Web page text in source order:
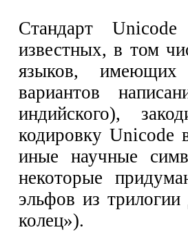
Стандарт
известных, в том
языков, имеющих
вариантов
индийского),
кодировку Unicode
иные научные
некоторые
эльфов из
колец»).